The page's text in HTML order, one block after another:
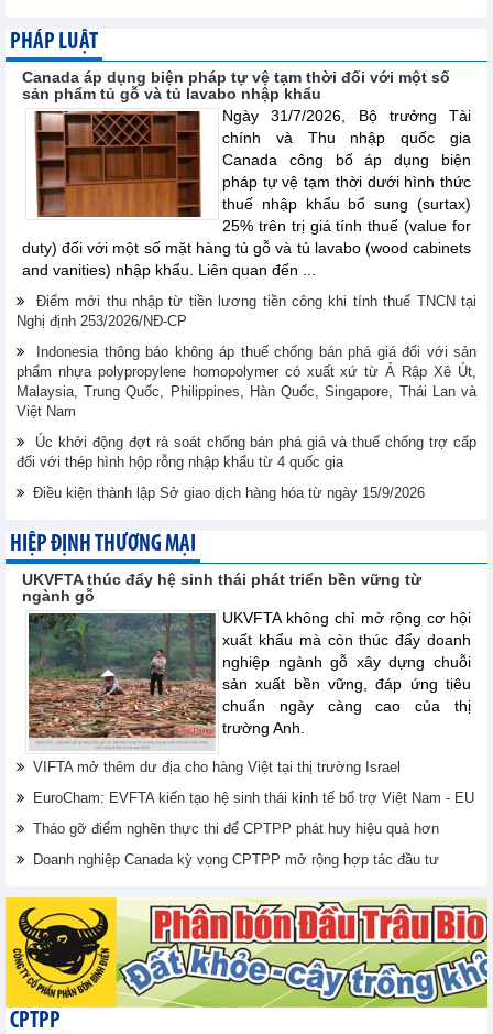
PHÁP LUẬT
Canada áp dụng biện pháp tự vệ tạm thời đối với một số
sản phẩm tủ gỗ và tủ lavabo nhập khẩu
Ngày 31/7/2026, Bộ trưởng Tài
chính và Thu nhập quốc gia
Canada công bố áp dụng biện
pháp tự vệ tạm thời dưới hình thức
thuế nhập khẩu bổ sung (surtax)
25% trên trị giá tính thuế (value for
duty) đối với một số mặt hàng tủ gỗ và tủ lavabo (wood cabinets
and vanities) nhập khẩu. Liên quan đến ...
Điểm mới thu nhập từ tiền lương tiền công khi tính thuế TNCN tại
Nghị định 253/2026/NĐ-CP
Indonesia thông báo không áp thuế chống bán phá giá đối với sản
phẩm nhựa polypropylene homopolymer có xuất xứ từ Ả Rập Xê Út,
Malaysia, Trung Quốc, Philippines, Hàn Quốc, Singapore, Thái Lan và
Việt Nam
Úc khởi động đợt rà soát chống bán phá giá và thuế chống trợ cấp
đối với thép hình hộp rỗng nhập khẩu từ 4 quốc gia
Điều kiện thành lập Sở giao dịch hàng hóa từ ngày 15/9/2026
HIỆP ĐỊNH THƯƠNG MẠI
UKVFTA thúc đẩy hệ sinh thái phát triển bền vững từ
ngành gỗ
UKVFTA không chỉ mở rộng cơ hội
xuất khẩu mà còn thúc đẩy doanh
nghiệp ngành gỗ xây dựng chuỗi
sản xuất bền vững, đáp ứng tiêu
chuẩn ngày càng cao của thị
trường Anh.
VIFTA mở thêm dư địa cho hàng Việt tại thị trường Israel
EuroCham: EVFTA kiến tạo hệ sinh thái kinh tế bổ trợ Việt Nam - EU
Tháo gỡ điểm nghẽn thực thi để CPTPP phát huy hiệu quả hơn
Doanh nghiệp Canada kỳ vọng CPTPP mở rộng hợp tác đầu tư
CPTPP